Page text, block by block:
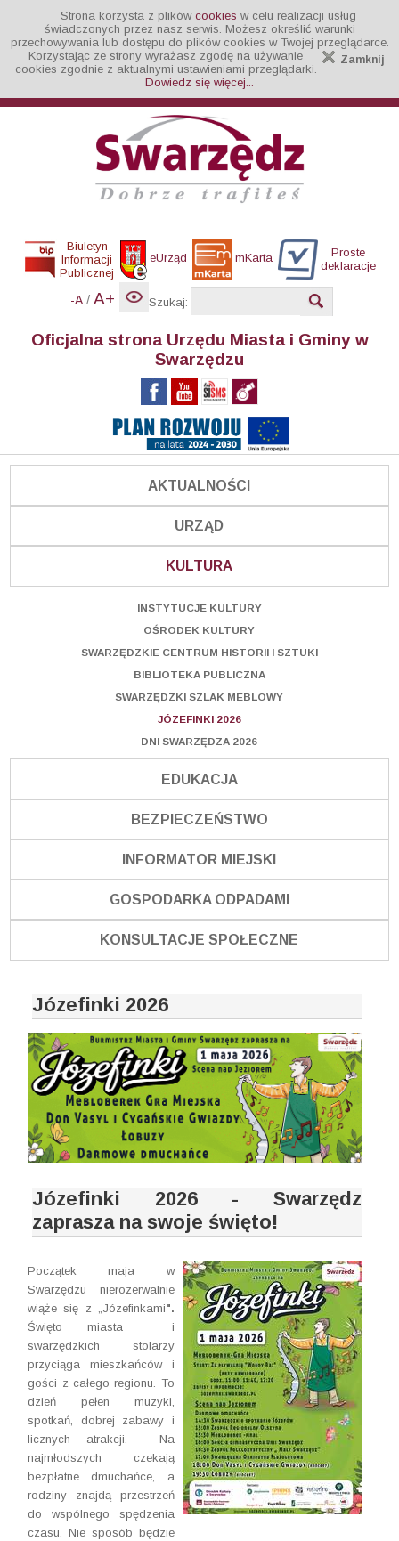
Strona korzysta z plików cookies w celu realizacji usług
świadczonych przez nasz serwis. Możesz określić warunki
przechowywania lub dostępu do plików cookies w Twojej przeglądarce.
Zamknij
Korzystając ze strony wyrażasz zgodę na używanie
cookies zgodnie z aktualnymi ustawieniami przeglądarki.
Dowiedz się więcej...
Biuletyn
Informacji
Publicznej
eUrząd mKarta
Proste
deklaracje
-A / A+ Szukaj:
Oficjalna strona Urzędu Miasta i Gminy w
Swarzędzu
AKTUALNOŚCI
URZĄD
KULTURA
INSTYTUCJE KULTURY
OŚRODEK KULTURY
SWARZĘDZKIE CENTRUM HISTORII I SZTUKI
BIBLIOTEKA PUBLICZNA
SWARZĘDZKI SZLAK MEBLOWY
JÓZEFINKI 2026
DNI SWARZĘDZA 2026
EDUKACJA
BEZPIECZEŃSTWO
INFORMATOR MIEJSKI
GOSPODARKA ODPADAMI
KONSULTACJE SPOŁECZNE
Józefinki 2026
Józefinki 2026 - Swarzędz
zaprasza na swoje święto!
Początek maja w
Swarzędzu nierozerwalnie
wiąże się z „Józefinkami".
Święto miasta i
swarzędzkich stolarzy
przyciąga mieszkańców i
gości z całego regionu. To
dzień pełen muzyki,
spotkań, dobrej zabawy i
licznych atrakcji. Na
najmłodszych czekają
bezpłatne dmuchańce, a
rodziny znajdą przestrzeń
do wspólnego spędzenia
czasu. Nie sposób będzie